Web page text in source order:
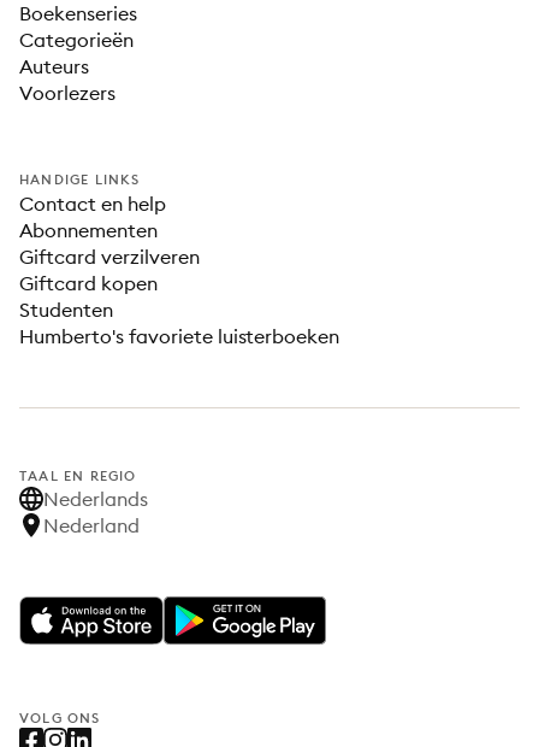
Boekenseries
Categorieën
Auteurs
Voorlezers
HANDIGE LINKS
Contact en help
Abonnementen
Giftcard verzilveren
Giftcard kopen
Studenten
Humberto's favoriete luisterboeken
TAAL EN REGIO
Nederlands
Nederland
VOLG ONS